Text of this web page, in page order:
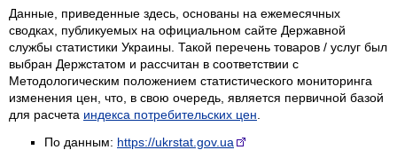
Данные, приведенные здесь, основаны на ежемесячных
сводках, публикуемых на официальном сайте Державной
службы статистики Украины. Такой перечень товаров / услуг был
выбран Держстатом и рассчитан в соответствии с
Методологическим положением статистического мониторинга
изменения цен, что, в свою очередь, является первичной базой
для расчета индекса потребительских цен
По данным: https://ukrstat.gov.ua